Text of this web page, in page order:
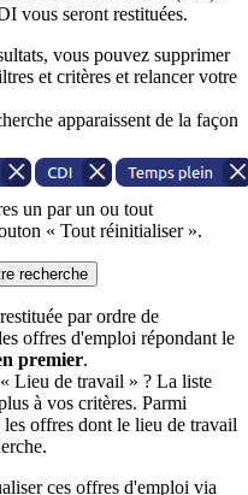
vous seront restituées.
vous pouvez supprimer
et critères et relancer votre
apparaissent de la façon
un par un ou tout
« Tout réinitialiser ».
recherche
par ordre de
offres d'emploi répondant le
premier.
Lieu de travail » ? La liste
à vos critères. Parmi
offres dont le lieu de travail
ces offres d'emploi via